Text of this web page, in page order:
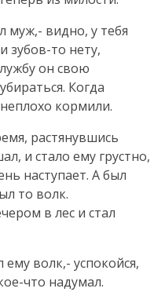
муж,- видно, у тебя
зубов-то нету,
он свою
Когда
кормили.
растянувшись
и стало ему грустно,
наступает. А был
то волк.
в лес и стал
волк,- успокойся,
что надумал.